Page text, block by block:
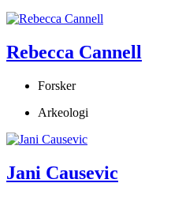
Rebecca Cannell
Forsker
Arkeologi
Jani Causevic